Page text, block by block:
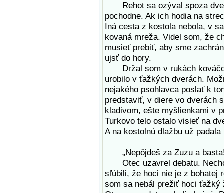
Rehot sa ozýval spoza
pochodne. Ak ich hodia na
Iná cesta z kostola nebola, v
kovaná mreža. Videl som, že
musieť prebiť, aby sme
ujsť do hory.
Držal som v rukách
urobilo v ťažkých dverách.
nejakého psohlavca poslať k
predstaviť, v diere vo dverách
kladivom, ešte myšlienkami v
Turkovo telo ostalo visieť na
A na kostolnú dlažbu už
„Nepôjdeš za Zuzu a
Otec uzavrel debatu.
sľúbili, že hoci nie je z bohatej
som sa nebál prežiť hoci ťažký